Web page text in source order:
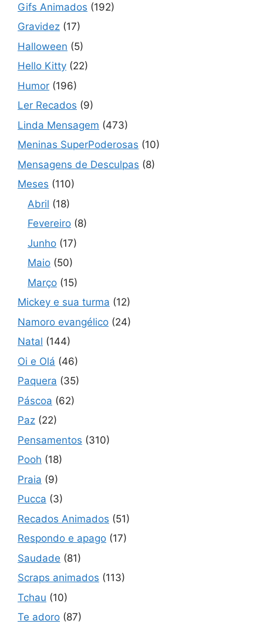
Gifs Animados (192)
Gravidez (17)
Halloween (5)
Hello Kitty (22)
Humor (196)
Ler Recados (9)
Linda Mensagem (473)
Meninas SuperPoderosas (10)
Mensagens de Desculpas (8)
Meses (110)
Abril (18)
Fevereiro (8)
Junho (17)
Maio (50)
Março (15)
Mickey e sua turma (12)
Namoro evangélico (24)
Natal (144)
Oi e Olá (46)
Paquera (35)
Páscoa (62)
Paz (22)
Pensamentos (310)
Pooh (18)
Praia (9)
Pucca (3)
Recados Animados (51)
Respondo e apago (17)
Saudade (81)
Scraps animados (113)
Tchau (10)
Te adoro (87)